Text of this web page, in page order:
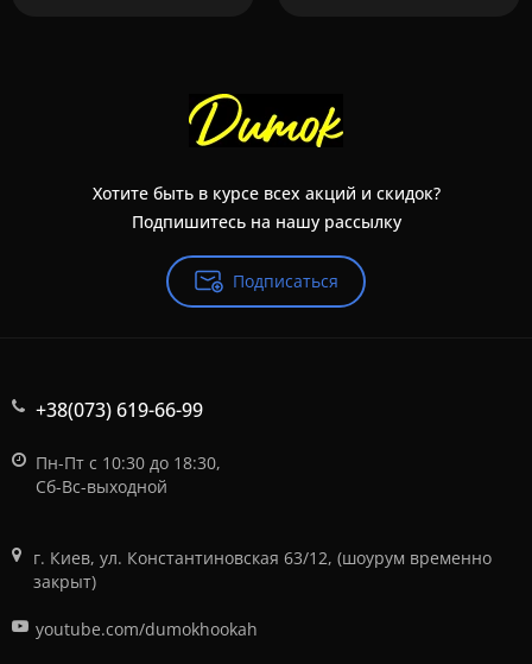
Хотите быть в курсе всех акций и скидок?
Подпишитесь на нашу рассылку
Подписаться
+38(073) 619-66-99
Пн-Пт с 10:30 до 18:30,
Сб-Вс-выходной
г. Киев, ул. Константиновская 63/12, (шоурум временно
закрыт)
youtube.com/dumokhookah